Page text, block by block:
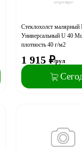
Стеклохолст малярный
Универсальный U 40
плотность 40 г/м2
1 915 ₽/рул